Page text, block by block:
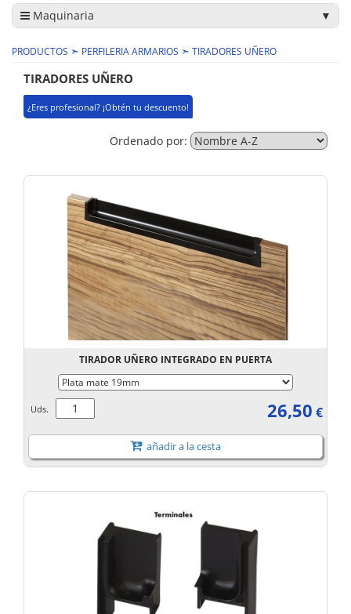
Maquinaria
PRODUCTOS ➣ PERFILERIA ARMARIOS ➣ TIRADORES UÑERO
TIRADORES UÑERO
¿Eres profesional? ¡Obtén tu descuento!
Ordenado por:
TIRADOR UÑERO INTEGRADO EN PUERTA
Uds. 26,50 €
añadir a la cesta